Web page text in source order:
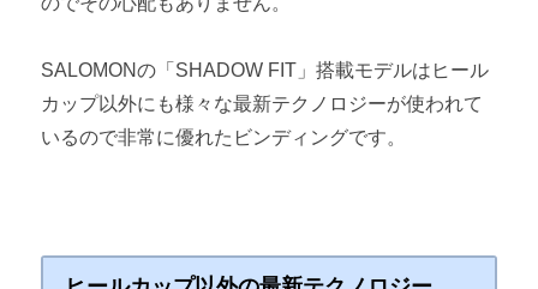
SALOMONの「SHADOW FIT」搭載モデルはヒール
カップ以外にも様々な最新テクノロジーが使われて
いるので非常に優れたビンディングです。